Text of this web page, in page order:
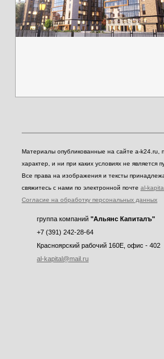
Материалы опубликованные на сайте a-k24.ru,
характер, и ни при каких условиях не
Все права на изображения и тексты
свяжитесь с нами по электронной почте al-
Согласие на обработку персональных данных
группа компаний "Альянс Капиталъ"
+7 (391) 242-28-64
Красноярский рабочий 160E, офис - 402
al-kapital@mail.ru